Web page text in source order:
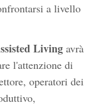
a livello
Livingavrà
l'attenzione di
operatori dei